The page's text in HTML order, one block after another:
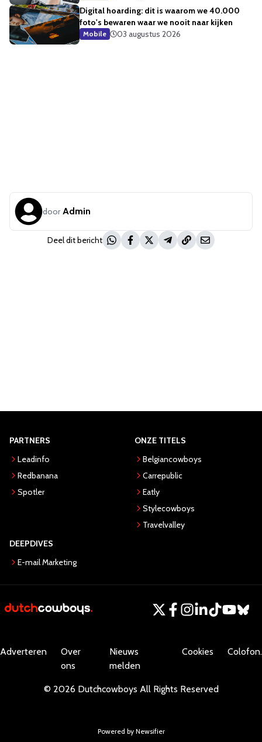
Digital hoarding: dit is waarom we 40.000
foto's bewaren waar we nooit naar kijken
Mobile 03 augustus 2026
door Admin
Deel dit bericht
PARTNERS
Leadinfo
Redbanana
Spotler
ONZE TITELS
Belgiancowboys
Carrepublic
Eatly
Stylecowboys
Travelvalley
DEEPDIVES
E-mail Marketing
Adverteren
Over
ons
Nieuws
melden
Cookies Colofon.
© 2026 Dutchcowboys All Rights Reserved
Powered by Newsifier